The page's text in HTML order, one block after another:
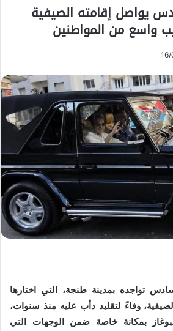
يواصل إقامته الصيفية
واسع من المواطنين
تواجده بمدينة طنجة، التي اختارها
وفاءً لتقليد دأب عليه منذ سنوات،
بمكانة خاصة ضمن الوجهات التي